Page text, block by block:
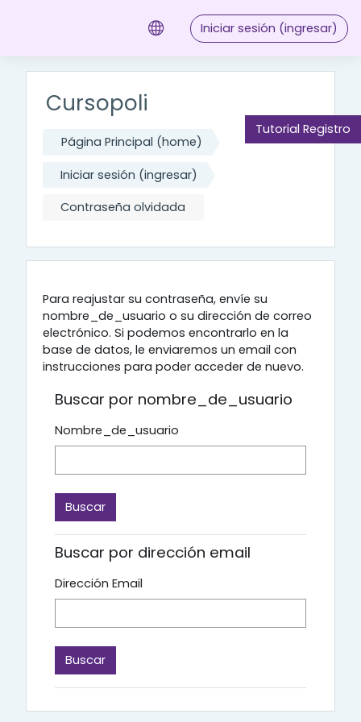
Iniciar sesión (ingresar)
Cursopoli
Página Principal (home)
Iniciar sesión (ingresar)
Contraseña olvidada
Para reajustar su contraseña, envíe su
nombre_de_usuario o su dirección de correo
electrónico. Si podemos encontrarlo en la
base de datos, le enviaremos un email con
instrucciones para poder acceder de nuevo.
Buscar por nombre_de_usuario
Nombre_de_usuario
Buscar por dirección email
Dirección Email
Tutorial Registro